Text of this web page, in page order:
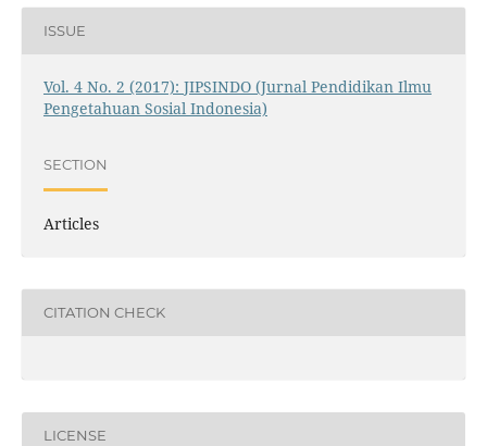
ISSUE
Vol. 4 No. 2 (2017): JIPSINDO (Jurnal Pendidikan Ilmu
Pengetahuan Sosial Indonesia)
SECTION
Articles
CITATION CHECK
LICENSE